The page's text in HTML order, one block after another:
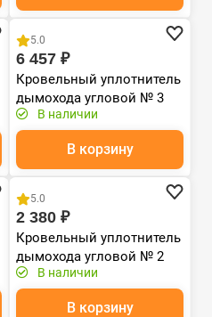
Хит продаж
5.0
6 457 ₽
Кровельный уплотнитель
дымохода угловой № 3
силикон 254-467 mm
чёрный
В наличии
В корзину
Хит продаж
5.0
2 380 ₽
Кровельный уплотнитель
дымохода угловой № 2
силикон 203-280 mm
чёрный
В наличии
В корзину